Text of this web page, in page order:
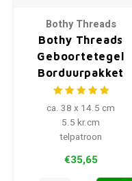
Bothy Threads
Bothy Threads
Geboortetegel
Borduurpakket
Woodland Welcome
XKG4
ca. 38 x 14.5 cm
5.5 kr.cm
telpatroon
€35,65